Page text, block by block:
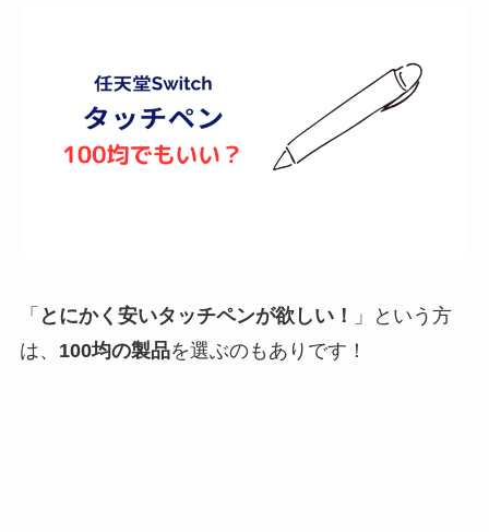
「 とにかく安いタッチペンが欲しい！
」という方
は、 100均の製品を選ぶのもありです！